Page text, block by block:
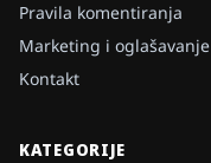
Pravila komentiranja
Marketing i oglašavanje
Kontakt
KATEGORIJE